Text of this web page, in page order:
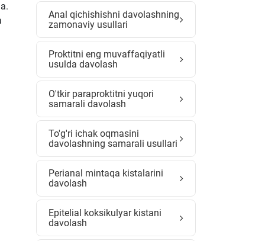
Anal qichishishni davolashning
zamonaviy usullari
Proktitni eng muvaffaqiyatli
usulda davolash
O'tkir paraproktitni yuqori
samarali davolash
To'g'ri ichak oqmasini
davolashning samarali usullari
Perianal mintaqa kistalarini
davolash
Epitelial koksikulyar kistani
davolash